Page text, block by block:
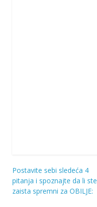
Navigacija
objava
Postavite sebi sledeća 4
pitanja i spoznajte da li ste
zaista spremni za OBILJE: